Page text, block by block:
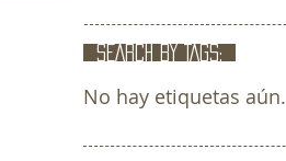
SEARCH BY TAGS:
No hay etiquetas aún.